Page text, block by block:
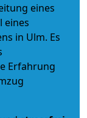
eines
eines
in Ulm. Es
Erfahrung